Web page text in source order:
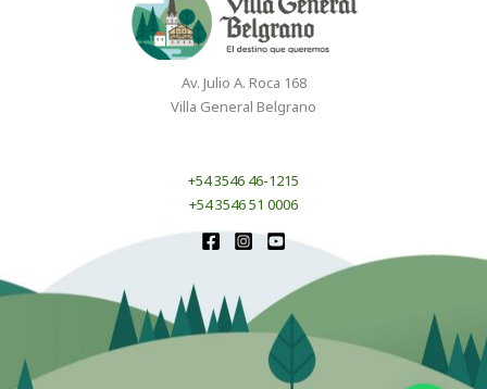
Av. Julio A. Roca 168
Villa General Belgrano
+54 3546 46-1215
+54 3546 51 0006